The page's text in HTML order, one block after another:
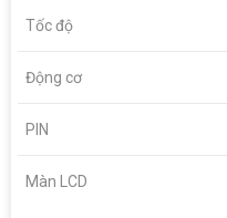
Tốc độ
Động cơ
PIN
Màn LCD